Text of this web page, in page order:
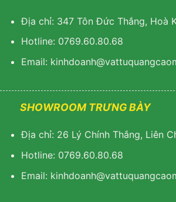
Địa chỉ: 347 Tôn Đức Thắng, Hoà
Hotline: 0769.60.80.68
Email: k
SHOWROOM TRƯNG BÀY
Địa chỉ: 26 Lý Chính Thắng, Liên
Hotline: 0769.60.80.68
Email: k